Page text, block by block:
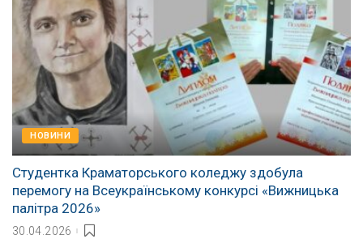
НОВИНИ
Студентка Краматорського коледжу здобула
перемогу на Всеукраїнському конкурсі «Вижницька
палітра 2026»
30.04.2026